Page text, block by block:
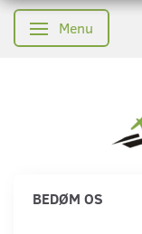
Skifte navigation
Menu
BEDØM OS